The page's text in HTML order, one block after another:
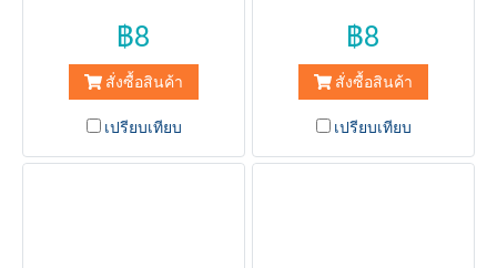
incididuntut labore et dolore
magna aliqua.
฿8
สั่งซื้อสินค้า
เปรียบเทียบ
incididuntut labore et dolore
magna aliqua.
฿8
สั่งซื้อสินค้า
เปรียบเทียบ